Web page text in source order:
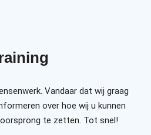
Vandaar dat wij graag
over hoe wij u kunnen
te zetten. Tot snel!